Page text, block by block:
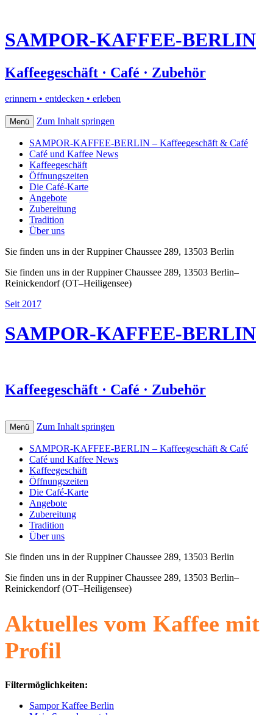
SAMPOR-KAFFEE-BERLIN
Kaffeegeschäft · Café · Zubehör
erinnern • entdecken • erleben
Menü Zum Inhalt springen
SAMPOR-KAFFEE-BERLIN – Kaffeegeschäft & Café
Café und Kaffee News
Kaffeegeschäft
Öffnungszeiten
Die Café-Karte
Angebote
Zubereitung
Tradition
Über uns
Sie finden uns in der Ruppiner Chaussee 289, 13503 Berlin
Sie finden uns in der Ruppiner Chaussee 289, 13503 Berlin–
Reinickendorf (OT–Heiligensee)
Seit 2017
SAMPOR-KAFFEE-BERLIN
Kaffeegeschäft · Café · Zubehör
Menü Zum Inhalt springen
SAMPOR-KAFFEE-BERLIN – Kaffeegeschäft & Café
Café und Kaffee News
Kaffeegeschäft
Öffnungszeiten
Die Café-Karte
Angebote
Zubereitung
Tradition
Über uns
Sie finden uns in der Ruppiner Chaussee 289, 13503 Berlin
Sie finden uns in der Ruppiner Chaussee 289, 13503 Berlin–
Reinickendorf (OT–Heiligensee)
Aktuelles vom Kaffee mit
Profil
Filtermöglichkeiten:
Sampor Kaffee Berlin